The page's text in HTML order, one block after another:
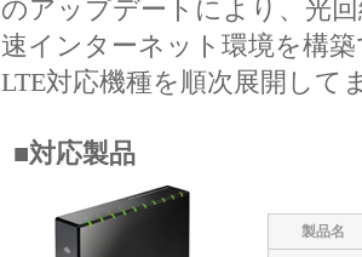
のアップデートにより、光
速インターネット環境を構
LTE対応機種を順次展開して
■対応製品
製品名